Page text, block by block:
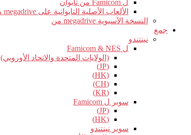
ل Famicom من تايوان
الألعاب الأصلية التايوانية على megadrive من
النسخة الآسيوية megadrive من
جمع
نينتندو
ل Famicom & NES
(الولايات المتحدة والاتحاد الأوروبي)
(JP)
(HK)
(CH)
(KR)
سوبر ل Famicom
(JP)
(HK)
سوبر نينتندو